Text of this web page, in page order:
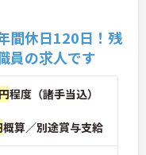
間休日120日！残
員の求人です
程度（諸手当込）
概算／別途賞与支給